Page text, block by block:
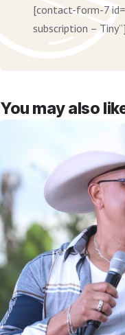
[contact-form-7
subscription – Tiny”]
You may also